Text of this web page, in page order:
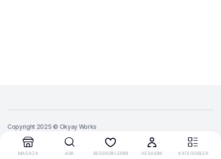
Copyright 2025 © Okyay Works
MAĞAZA ARA BEĞENDİKLERİM HESABIM KATEGORİLER